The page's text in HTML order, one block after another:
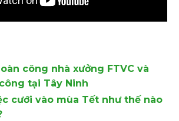
công nhà xưởng FTVC và
tại Tây Ninh
cưới vào mùa Tết như thế nào